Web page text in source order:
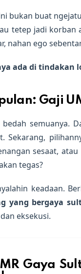
bukan buat
tetep jadi korban
nahan ego
ada di tindakan
Gaji
bedah semuanya.
Sekarang,
sesaat,
tegas?
keadaan.
yang bergaya
eksekusi.
Gaya